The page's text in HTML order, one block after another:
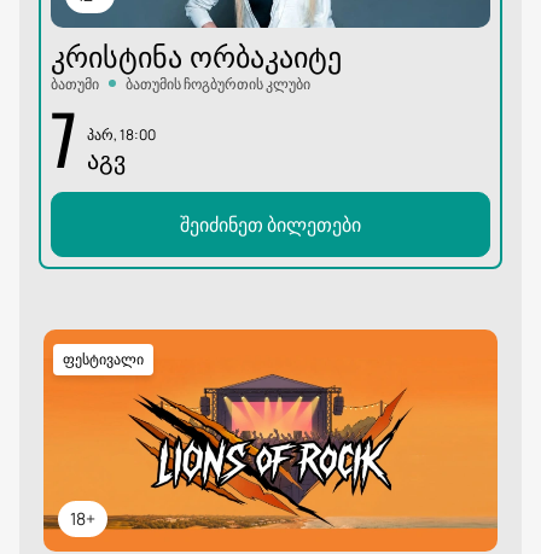
ᲙᲠᲘᲡᲢᲘᲜᲐ ᲝᲠᲑᲐᲙᲐᲘᲢᲔ
ბათუმი ბათუმის ჩოგბურთის კლუბი
7 პარ, 18:00
ᲐᲒᲕ
შეიძინეთ ბილეთები
18+
ფესტივალი